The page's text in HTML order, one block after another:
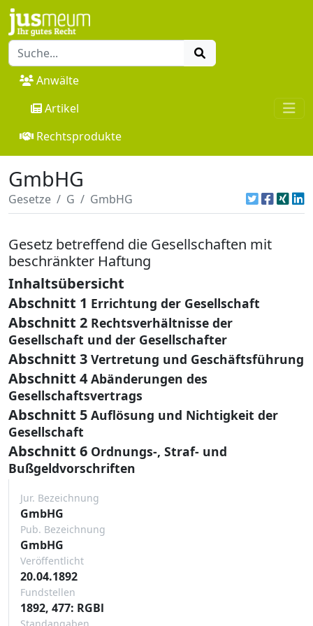
Anwälte
Artikel
Rechtsprodukte
GmbHG
Gesetze G GmbHG
Gesetz betreffend die Gesellschaften mit
beschränkter Haftung
Inhaltsübersicht
Abschnitt 1 Errichtung der Gesellschaft
Abschnitt 2 Rechtsverhältnisse der
Gesellschaft und der Gesellschafter
Abschnitt 3 Vertretung und Geschäftsführung
Abschnitt 4 Abänderungen des
Gesellschaftsvertrags
Abschnitt 5 Auflösung und Nichtigkeit der
Gesellschaft
Abschnitt 6 Ordnungs-, Straf- und
Bußgeldvorschriften
Jur. Bezeichnung
GmbHG
Pub. Bezeichnung
GmbHG
Veröffentlicht
20.04.1892
Fundstellen
1892, 477: RGBl